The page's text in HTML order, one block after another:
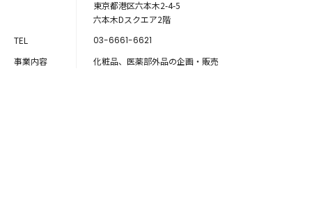
東京都港区六本木2-4-5
六本木Dスクエア2階
TEL
03-6661-6621
事業内容
化粧品、医薬部外品の企画・販売